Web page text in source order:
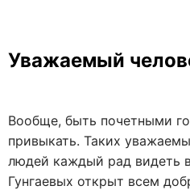
Уважаемый
Вообще, быть почетными
привыкать. Таких
людей каждый рад видеть
Гунгаевых открыт всем